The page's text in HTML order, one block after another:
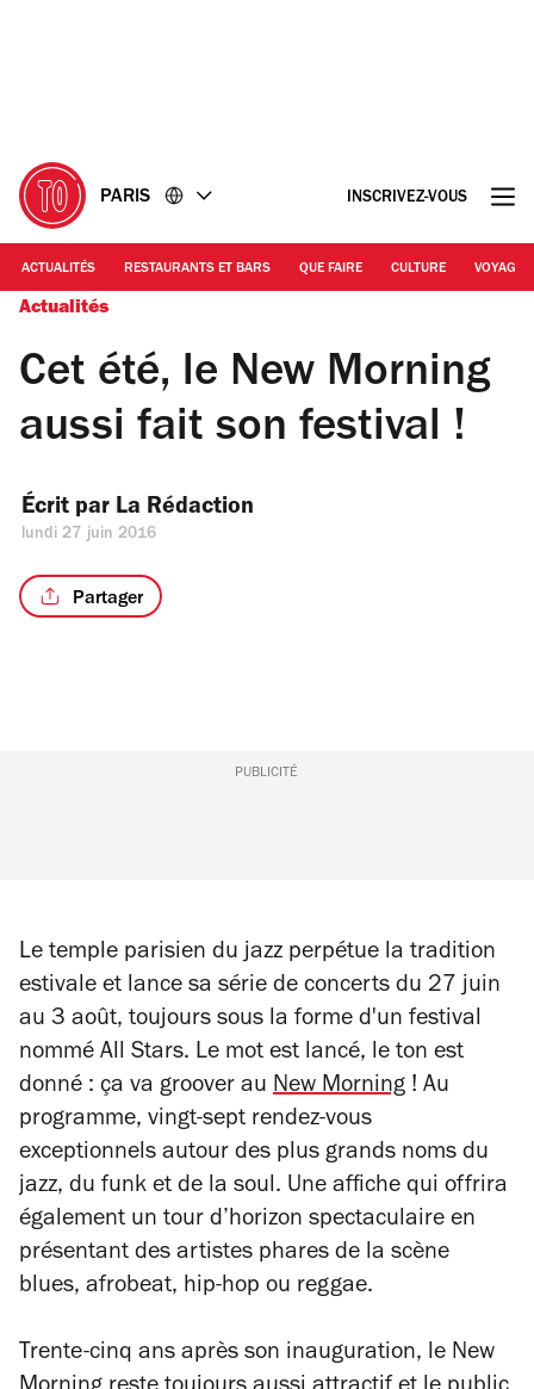
PARIS INSCRIVEZ-VOUS
ACTUALITÉS RESTAURANTS ET BARS QUE FAIRE CULTURE VOYAGE
Actualités
Cet été, le New Morning
aussi fait son festival !
Écrit par La Rédaction
lundi 27 juin 2016
Partager
PUBLICITÉ
Le temple parisien du jazz perpétue la tradition
estivale et lance sa série de concerts du 27 juin
au 3 août, toujours sous la forme d'un festival
nommé All Stars. Le mot est lancé, le ton est
donné : ça va groover au New Morning ! Au
programme, vingt-sept rendez-vous
exceptionnels autour des plus grands noms du
jazz, du funk et de la soul. Une affiche qui offrira
également un tour d’horizon spectaculaire en
présentant des artistes phares de la scène
blues, afrobeat, hip-hop ou reggae.
Trente-cinq ans après son inauguration, le New